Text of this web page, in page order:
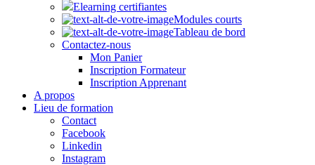
Elearning certifiantes
Modules courts
Tableau de bord
Contactez-nous
Mon Panier
Inscription Formateur
Inscription Apprenant
A propos
Lieu de formation
Contact
Facebook
Linkedin
Instagram